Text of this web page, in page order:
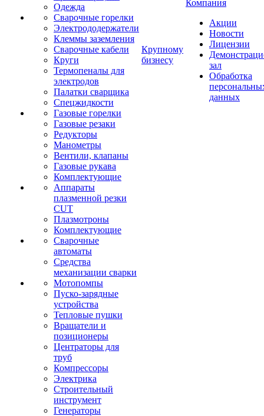
Одежда
Сварочные горелки
Электрододержатели
Клеммы заземления
Сварочные кабели
Круги
Термопеналы для
электродов
Палатки сварщика
Спецжидкости
Газовые горелки
Газовые резаки
Редукторы
Манометры
Вентили, клапаны
Газовые рукава
Комплектующие
Аппараты
плазменной резки
CUT
Плазмотроны
Комплектующие
Сварочные
автоматы
Средства
механизации сварки
Мотопомпы
Пуско-зарядные
устройства
Тепловые пушки
Вращатели и
позиционеры
Центраторы для
труб
Компрессоры
Электрика
Строительный
инструмент
Генераторы
Крупному
бизнесу
Компания
Акции
Новости
Лицензии
зал
Обработка
данных